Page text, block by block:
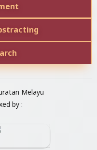
Melayu
by :